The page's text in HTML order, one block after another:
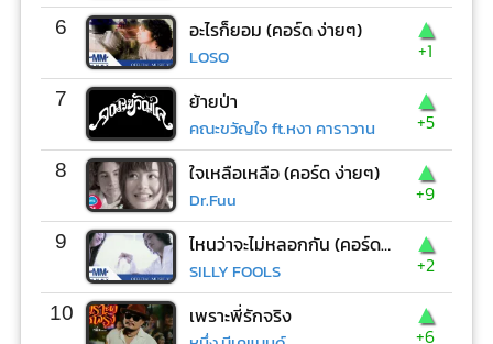
6 อะไรก็ยอม (คอร์ด ง่ายๆ)
LOSO
▲
+1
7 ย้ายป่า
คณะขวัญใจ ft.หงา คาราวาน
▲
+5
8 ใจเหลือเหลือ (คอร์ด ง่ายๆ)
Dr.Fuu
▲
+9
9 ไหนว่าจะไม่หลอกกัน (คอร์ด ง่ายๆ)
SILLY FOOLS
▲
+2
10 เพราะพี่รักจริง ▲
+6